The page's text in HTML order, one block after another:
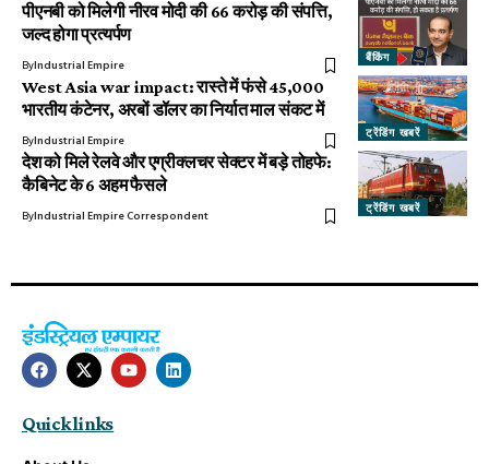
बैंकिंग
पीएनबी को मिलेगी नीरव मोदी की 66 करोड़ की संपत्ति,
जल्द होगा प्रत्यर्पण
ByIndustrial Empire
ट्रेंडिंग खबरें
West Asia war impact: रास्ते में फंसे 45,000
भारतीय कंटेनर, अरबों डॉलर का निर्यात माल संकट में
ByIndustrial Empire
ट्रेंडिंग खबरें
देश को मिले रेलवे और एग्रीक्लचर सेक्टर में बड़े तोहफे:
कैबिनेट के 6 अहम फैसले
ByIndustrial Empire Correspondent
Quick links